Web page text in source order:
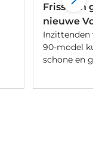
Frisse en
nieuwe
Inzittenden
90-model
schone en